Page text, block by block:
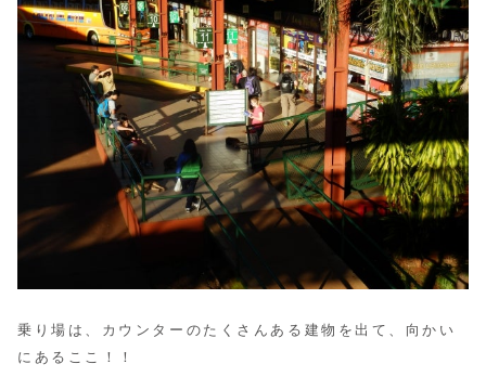
乗り場は、カウンターのたくさんある建物を出て、向かい
にあるここ！！